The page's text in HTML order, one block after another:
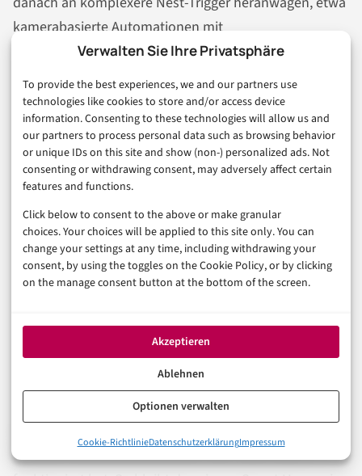
Verwalten Sie Ihre Privatsphäre
To provide the best experiences, we and our partners use
technologies like cookies to store and/or access device
information. Consenting to these technologies will allow us and
our partners to process personal data such as browsing behavior
or unique IDs on this site and show (non-) personalized ads. Not
consenting or withdrawing consent, may adversely affect certain
features and functions.
Click below to consent to the above or make granular
choices. Your choices will be applied to this site only. You can
change your settings at any time, including withdrawing your
consent, by using the toggles on the Cookie Policy, or by clicking
on the manage consent button at the bottom of the screen.
Akzeptieren
Ablehnen
Optionen verwalten
Cookie-RichtlinieDatenschutzerklärungImpressum
kamerabasierte Automationen mit
Personenerkennung. Wer „Hilf mir programmieren“
testen möchte, sollte den generierten Code tatsächlich
lesen, statt ihn blind zu übernehmen – das dauert zwei
Minuten länger, erspart aber im Zweifel ein nächtliches
Weckerlicht um drei Uhr morgens.
Bei der Datenfreigabe für KI-Modelle gilt: Wer unsicher
ist, deaktiviert sie lieber und nutzt die KI-Hilfe
trotzdem, nur eben ohne dass die eigenen Eingaben
zur Modellverbesserung verwendet werden. Und wer
richtig viele Automationen plant, sollte diese in
dokumentieren, statt alles auf einmal umzusetzen.
Zusätzlich empfiehlt es sich, den generierten oder
selbst geschriebenen YAML-Code jedes
funktionierenden Skripts extern zu sichern, etwa in
mühsam rekonstruiert werden muss, was vorher
Was Google Home Skripte inzwischen können